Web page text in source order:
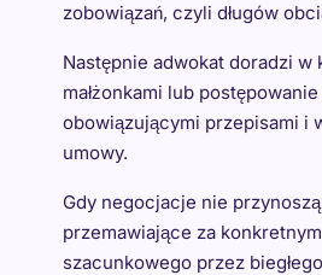
zobowiązań, czyli długów
Następnie adwokat doradzi w
małżonkami lub
obowiązującymi przepisami i
umowy.
Gdy negocjacje nie
przemawiające za
szacunkowego przez